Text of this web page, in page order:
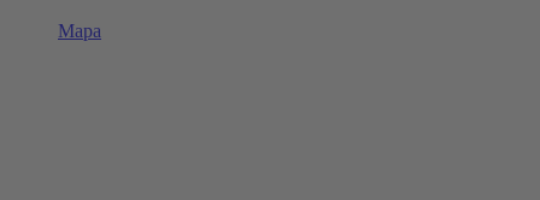
Mapa